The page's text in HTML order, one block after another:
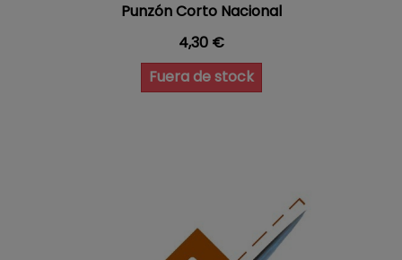
Punzón Corto Nacional
Precio
4,30 €
Fuera de stock